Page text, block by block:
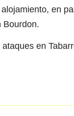
en
Bourdon.
en